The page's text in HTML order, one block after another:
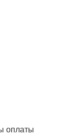
оплаты